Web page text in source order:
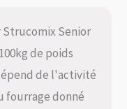
Senior
de poids
de l'activité
fourrage donné